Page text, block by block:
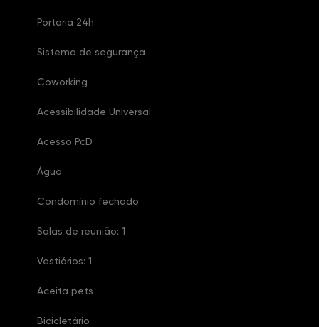
Portaria 24h
Sistema de segurança
Coworking
Acessibilidade Universal
Acesso PcD
Água
Condomínio fechado
Salas de reunião: 1
Vestiários: 1
Aceita pets
Bicicletário